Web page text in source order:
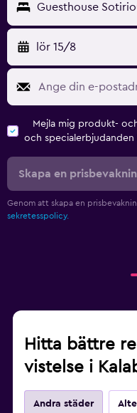
Guesthouse
lör 15/8
Mejla mig produkt-
och
Skapa en
Genom att skapa en
sekretesspolicy.
Hitta bättre
vistelse i
Andra städer